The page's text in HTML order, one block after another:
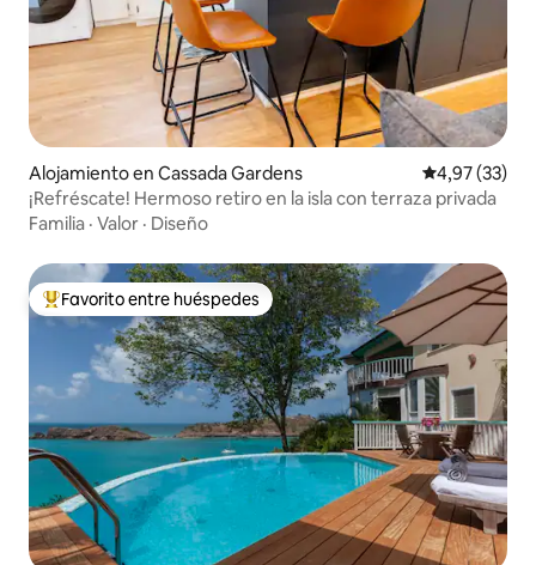
Alojamiento en Cassada Gardens Calificación
4,97 (33)
¡Refréscate! Hermoso retiro en la isla con terraza privada
Familia · Valor · Diseño
Favorito entre los huéspedes más destacados
Favorito entre huéspedes